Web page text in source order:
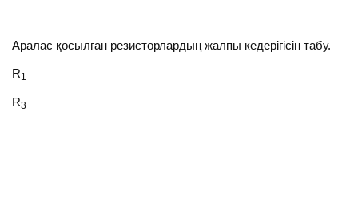
Аралас қосылған резисторлардың жалпы кедерігісін табу.
R1
R3